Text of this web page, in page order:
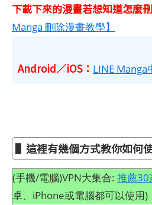
下載下來的漫畫若想知道怎麼
Manga 刪除漫畫教學】
Android／iOS： LINE Manga
▌這裡有幾個方式教你如何
(手機/電腦)VPN大集合: 推薦30
卓、iPhone或電腦都可以使用)